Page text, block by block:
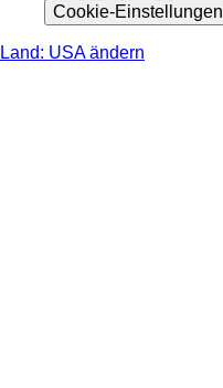
Cookie-Einstellungen
Land: USA ändern